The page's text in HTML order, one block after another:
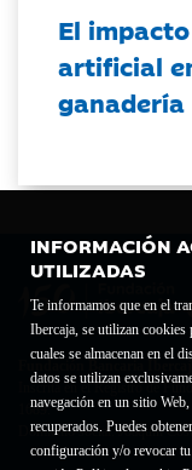
INFORMACIÓN
UTILIZADAS
Te informamos que en el
Ibercaja, se utilizan
cuales se almacenan en el
datos se utilizan
navegación en un sitio
recuperados. Puedes
configuración y/o revocar
El
artificial
ganadería
Fundación Bancaria
Inscrita en el Registro de
1689.
Domicilio social: Joaquín